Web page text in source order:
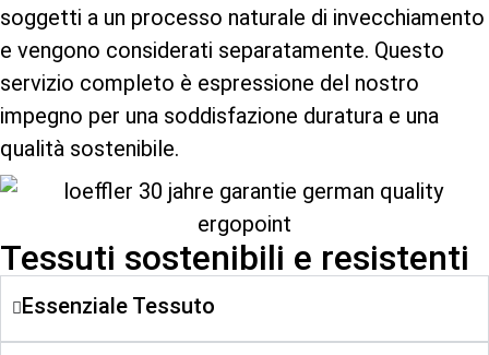
soggetti a un processo naturale di invecchiamento
e vengono considerati separatamente. Questo
servizio completo è espressione del nostro
impegno per una soddisfazione duratura e una
qualità sostenibile.
Tessuti sostenibili e resistenti
Essenziale Tessuto